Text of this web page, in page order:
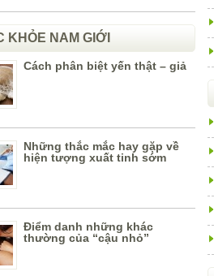
KHỎE NAM GIỚI
Cách phân biệt yến thật – giả
Những thắc mắc hay gặp về
hiện tượng xuất tinh sớm
Điểm danh những khác
thường của “cậu nhỏ”